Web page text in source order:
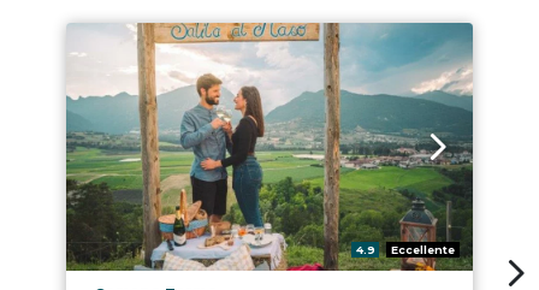
Valutazione:
4.9 Eccellente